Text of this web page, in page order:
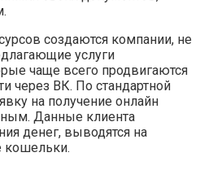
создаются компании, не
услуги
чаще всего продвигаются
через ВК. По стандартной
на получение онлайн
Данные клиента
денег, выводятся на
кошельки.